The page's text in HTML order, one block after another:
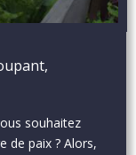
souhaitez
de paix ? Alors,